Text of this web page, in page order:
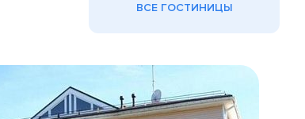
ВСЕ ГОСТИНИЦЫ